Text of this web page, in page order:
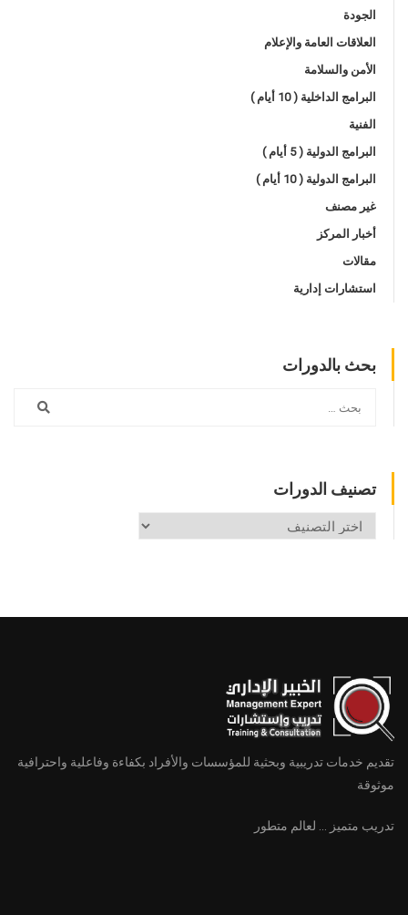
الجودة
العلاقات العامة والإعلام
الأمن والسلامة
البرامج الداخلية ( 10 أيام )
الفنية
البرامج الدولية ( 5 أيام )
البرامج الدولية ( 10 أيام )
غير مصنف
أخبار المركز
مقالات
استشارات إدارية
بحث بالدورات
تصنيف الدورات
تصنيف
تقديم خدمات تدريبية وبحثية للمؤسسات والأفراد بكفاءة وفاعلية واحترافية
موثوقة
تدريب متميز ... لعالم متطور